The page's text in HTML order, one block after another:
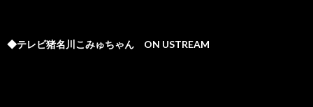
◆テレビ猪名川こみゅちゃん ON USTREAM